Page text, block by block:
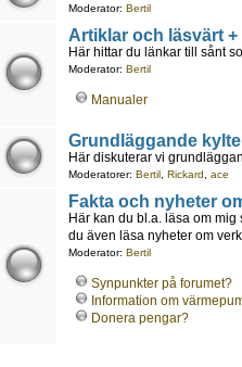
Moderator: Bertil
Artiklar och läsvärt +
Här hittar du länkar till sånt
Moderator: Bertil
Manualer
Grundläggande
Här diskuterar vi
Moderatorer: Bertil, Rickard ace
Fakta och nyheter
Här kan du bl.a. läsa om
du även läsa nyheter om
Moderator: Bertil
Synpunkter på forumet?
Information om
Donera pengar?